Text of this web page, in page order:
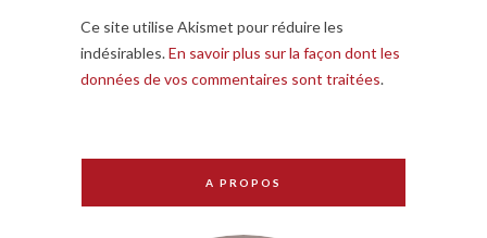
Ce site utilise Akismet pour réduire les
indésirables.En savoir plus sur la façon dont les
données de vos commentaires sont traitées.
A PROPOS